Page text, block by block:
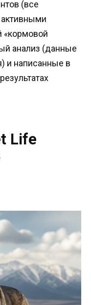
(все
«кормовой
анализ (данные
и написанные в
Life